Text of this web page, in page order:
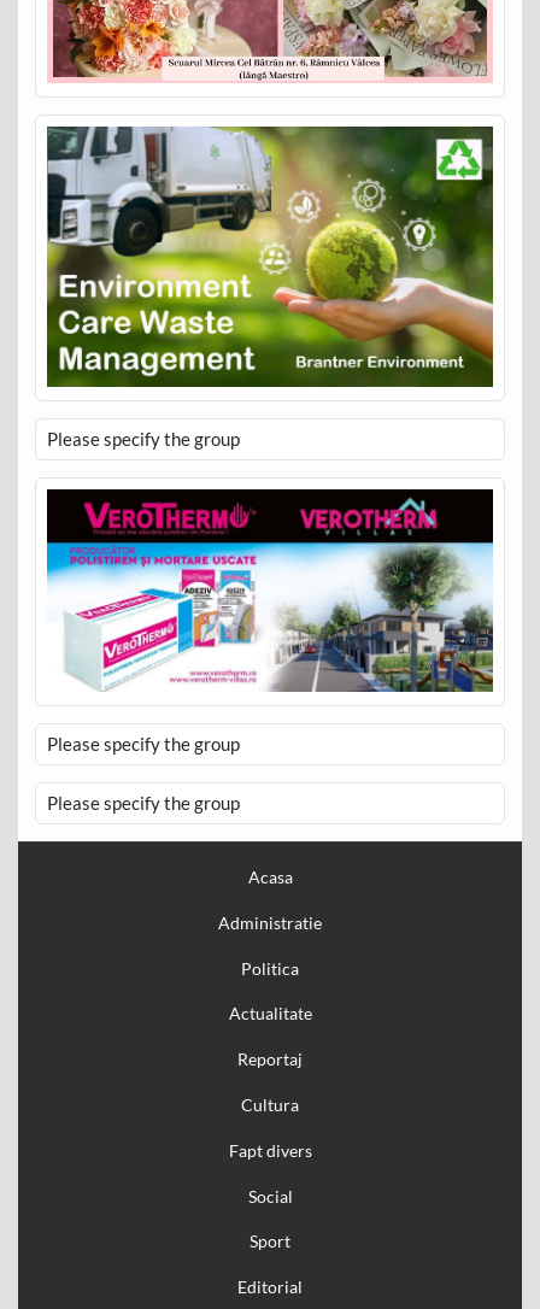
Please specify the group
Please specify the group
Please specify the group
Acasa
Administratie
Politica
Actualitate
Reportaj
Cultura
Fapt divers
Social
Sport
Editorial